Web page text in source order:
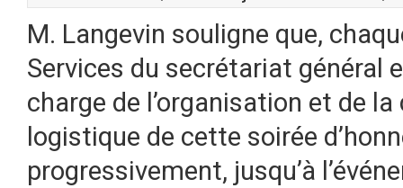
M. Langevin souligne que,
Services du secrétariat général
charge de l’organisation et de
logistique de cette soirée
progressivement, jusqu’à